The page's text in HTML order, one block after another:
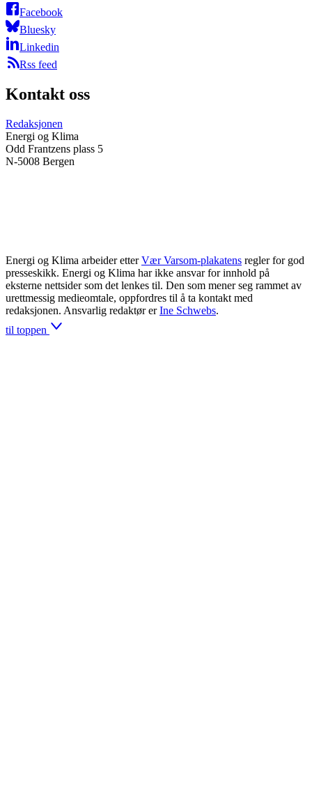
Facebook
Bluesky
Linkedin
Rss feed
Kontakt oss
Redaksjonen
Energi og Klima
Odd Frantzens plass 5
N-5008 Bergen
Energi og Klima arbeider etter Vær Varsom-plakatens regler for god
presseskikk. Energi og Klima har ikke ansvar for innhold på
eksterne nettsider som det lenkes til. Den som mener seg rammet av
urettmessig medieomtale, oppfordres til å ta kontakt med
redaksjonen. Ansvarlig redaktør er Ine Schwebs.
til toppen